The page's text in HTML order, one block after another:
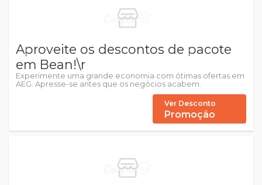
Aproveite os descontos de pacote
em Bean!\r
Experimente uma grande economia com ótimas ofertas em
AEG. Apresse-se antes que os negócios acabem.
Ver Desconto
Promoção